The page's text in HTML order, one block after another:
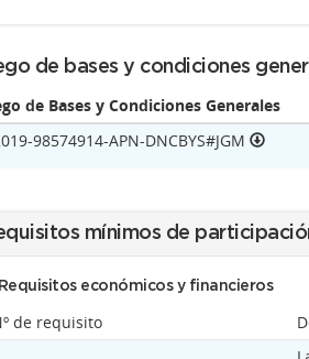
de bases y condiciones
de Bases y Condiciones Generales
98574914-APN-DNCBYS#JGM
mínimos de
Requisitos económicos y financieros
de requisito